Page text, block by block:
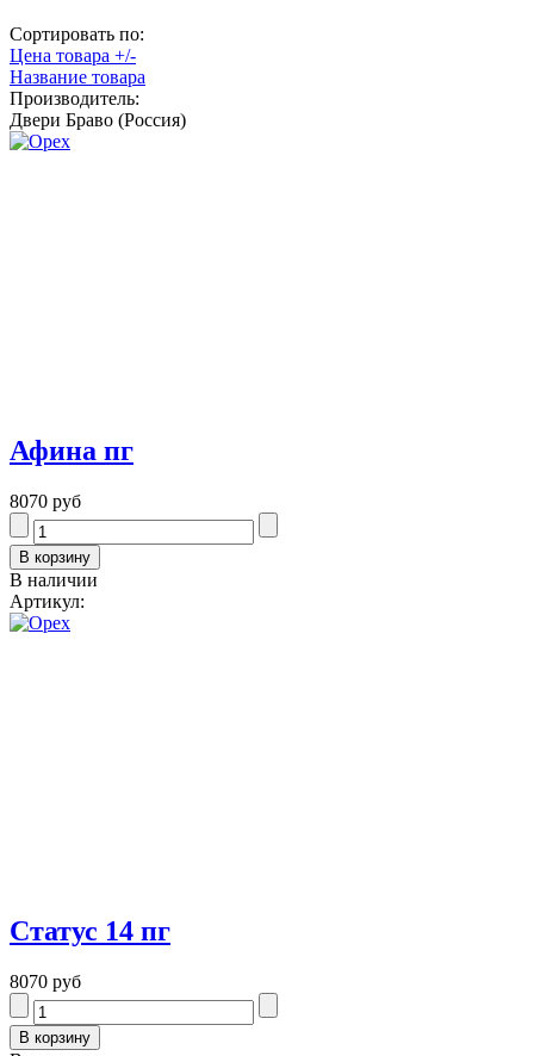
Сортировать по:
Цена товара +/-
Название товара
Производитель:
Двери Браво (Россия)
Афина пг
8070 руб
В наличии
Артикул:
Статус 14 пг
8070 руб